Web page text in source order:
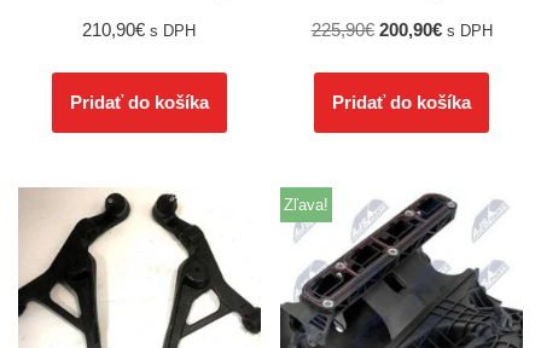
210,90€ s DPH
Pridať do košíka
225,90€ 200,90€ s DPH
Pridať do košíka
Zľava!